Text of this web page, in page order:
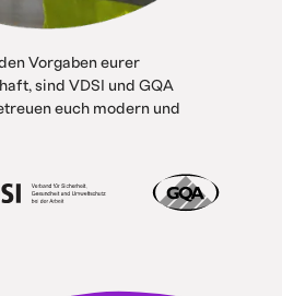
Vorgaben eurer
sind VDSI und GQA
euch modern und